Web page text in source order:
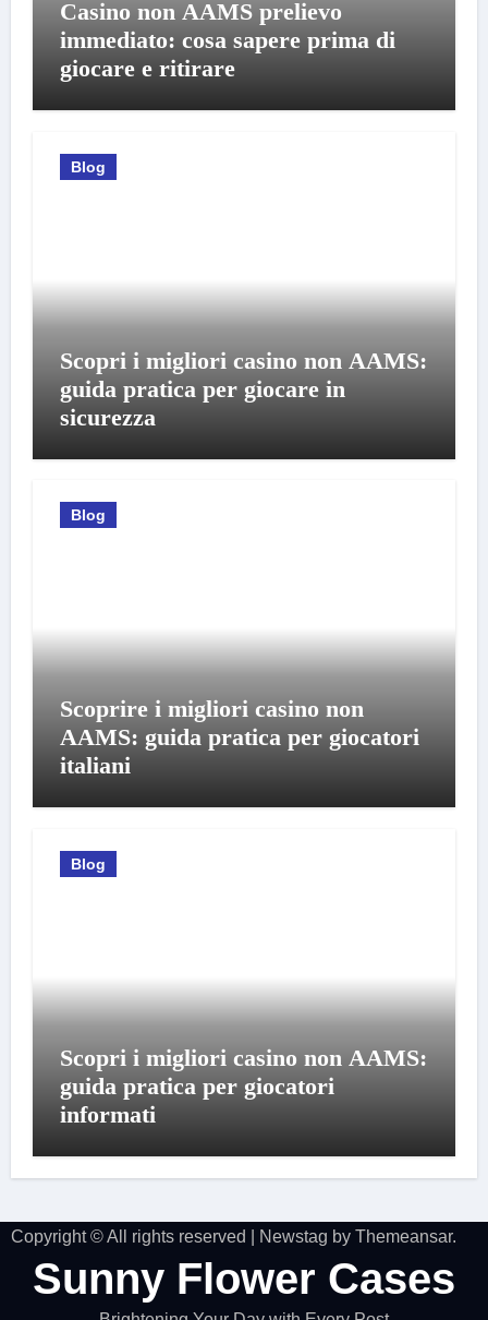
Casino non AAMS prelievo
immediato: cosa sapere prima di
giocare e ritirare
Blog
Scopri i migliori casino non AAMS:
guida pratica per giocare in
sicurezza
Blog
Scoprire i migliori casino non
AAMS: guida pratica per giocatori
italiani
Blog
Scopri i migliori casino non AAMS:
guida pratica per giocatori
informati
Copyright © All rights reserved Newstag by Themeansar.
Sunny Flower Cases